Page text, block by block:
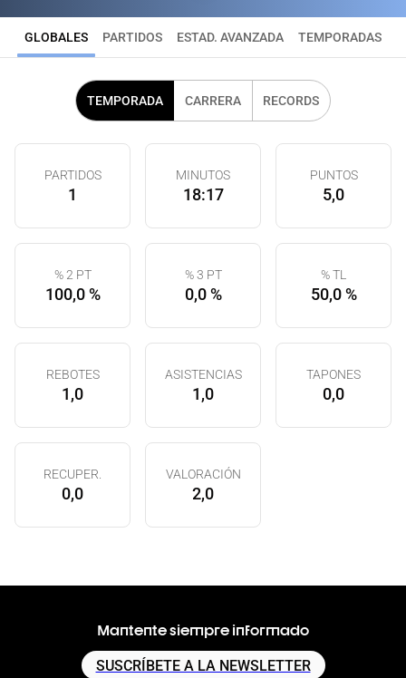
GLOBALES PARTIDOS ESTAD. AVANZADA TEMPORADAS
TEMPORADA CARRERA RECORDS
PARTIDOS
1
MINUTOS
18:17
PUNTOS
5,0
% 2 PT
100,0 %
% 3 PT
0,0 %
% TL
50,0 %
REBOTES
1,0
ASISTENCIAS
1,0
TAPONES
0,0
RECUPER.
0,0
VALORACIÓN
2,0
Mantente siempre informado
SUSCRÍBETE A LA NEWSLETTER